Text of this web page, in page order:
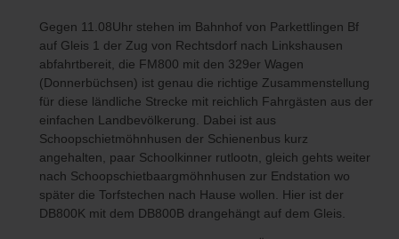
Gegen 11.08Uhr stehen im Bahnhof von Parkettlingen Bf
auf Gleis 1 der Zug von Rechtsdorf nach Linkshausen
abfahrtbereit, die FM800 mit den 329er Wagen
(Donnerbüchsen) ist genau die richtige Zusammenstellung
für diese ländliche Strecke mit reichlich Fahrgästen aus der
einfachen Landbevölkerung. Dabei ist aus
Schoopschietmöhnhusen der Schienenbus kurz
angehalten, paar Schoolkinner rutlootn, gleich gehts weiter
nach Schoopschietbaargmöhnhusen zur Endstation wo
später die Torfstechen nach Hause wollen. Hier ist der
DB800K mit dem DB800B drangehängt auf dem Gleis.